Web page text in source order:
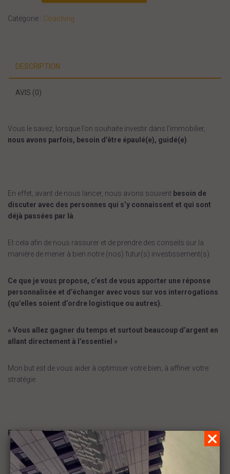
(1
minutes
Catégorie : Coaching
DESCRIPTION
AVIS (0)
Vous le savez, lorsque l’on souhaite investir dans l’immobilier,
nous avons parfois, besoin d’être épaulé(e), guidé(e)
En effet, avant de nous lancer, nous avons souvent besoin de
discuter avec des personnes qui s’y connaissent et qui sont
déjà passées par là
Et cela afin de nous rassurer et de prendre des conseils sur la
manière de mener à bien notre (nos) futur(s) investissement(s).
Ce que je vous propose, c’est de vous apporter une réponse
personnalisée et d’échanger avec vous sur vos interrogations
(qu’elles soient d’ordre logistique ou autres).
« Vous allez gagner du temps et surtout beaucoup d’argent en
allant directement à l’essentiel »
Mon but est de vous aider à optimiser votre bien, à affiner votre
stratégie.
Faites le choix de l’excellence pour vous.